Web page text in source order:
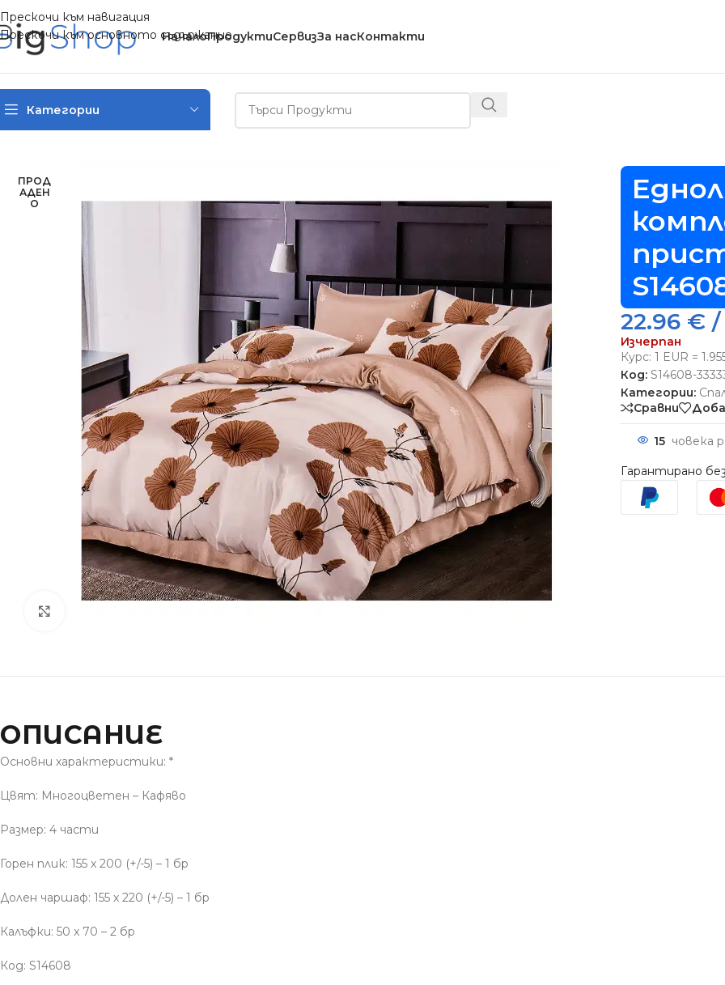
Прескочи към навигация
Прескочи към основното съдържание
НачалоПродуктиСервизЗа насКонтакти
Категории
ПРОД
АДЕН
О
22.96 € /
Изчерпан
Курс: 1 EUR =
Код: S14608-
Категории:
Сравни
15 човека
Гарантирано
ОПИСАНИЕ
Основни характеристики: *
Цвят: Многоцветен – Кафяво
Размер: 4 части
Горен плик: 155 x 200 (+/-5) – 1 бр
Долен чаршаф: 155 x 220 (+/-5) – 1 бр
Калъфки: 50 x 70 – 2 бр
Код: S14608